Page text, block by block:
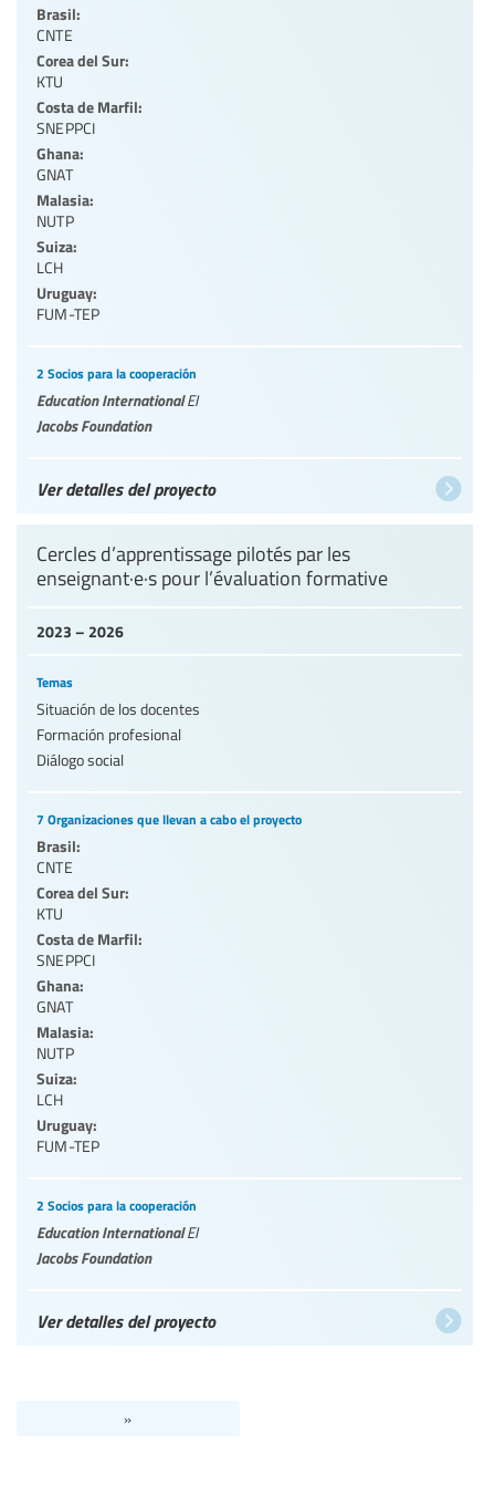
Brasil:
CNTE
Corea del Sur:
KTU
Costa de Marfil:
SNEPPCI
Ghana:
GNAT
Malasia:
NUTP
Suiza:
LCH
Uruguay:
FUM-TEP
2 Socios para la cooperación
Education InternationalEI
Jacobs Foundation
Ver detalles del proyecto
2023 – 2026
Cercles d’apprentissage pilotés par les
enseignant·e·s pour l’évaluation formative
Temas
Situación de los docentes
Formación profesional
Diálogo social
7 Organizaciones que llevan a cabo el proyecto
Brasil:
CNTE
Corea del Sur:
KTU
Costa de Marfil:
SNEPPCI
Ghana:
GNAT
Malasia:
NUTP
Suiza:
LCH
Uruguay:
FUM-TEP
2 Socios para la cooperación
Education InternationalEI
Jacobs Foundation
Ver detalles del proyecto
»